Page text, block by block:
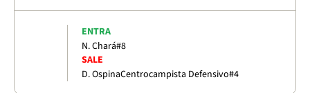
ENTRA
N. Chará#8
SALE
D. OspinaCentrocampista Defensivo#4